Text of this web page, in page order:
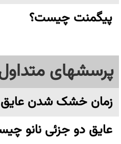
پیگمنت چیست؟
پرسشهای
زمان خشک شدن عایق
عایق دو جزئی نانو